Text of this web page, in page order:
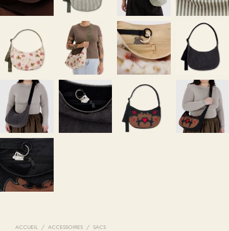
ACCUEIL / ACCESSOIRES / SACS